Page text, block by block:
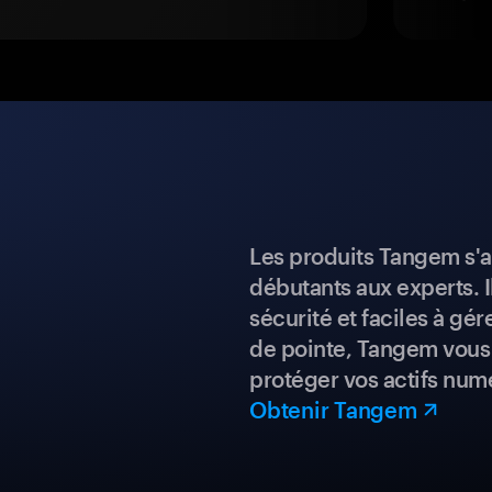
Les produits Tangem
débutants aux experts.
sécurité et faciles à
de pointe, Tangem
protéger vos actifs
Obtenir Tangem